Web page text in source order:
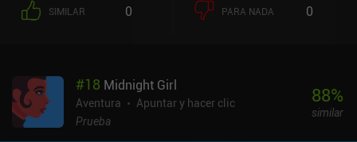
propiedades se ajusten a las peticiones de los distintos clientes. El
parecen montones de huesos andantes sin personalidad. Aun así,
nuestro protagonista persigue un objetivo desconocido que, de
algún modo, acaba relacionado con el bienestar de Lila. Tardamos
SIMILAR 0 PARA NADA 0
#18 Midnight Girl
Aventura
Apuntar y hacer clic
Prueba
88%
similar